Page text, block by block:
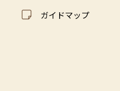
ガイドマップ